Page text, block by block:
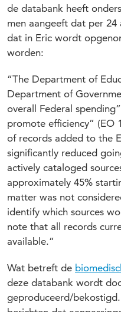
de databank heeft
men aangeeft dat per
dat in Eric wordt
worden:
“The Department of
Department of
overall Federal
promote efficiency” (EO
of records added to the
significantly reduced
actively cataloged
approximately 45%
matter was not
identify which sources
note that all records
available.”
Wat betreft de
deze databank wordt
geproduceerd/